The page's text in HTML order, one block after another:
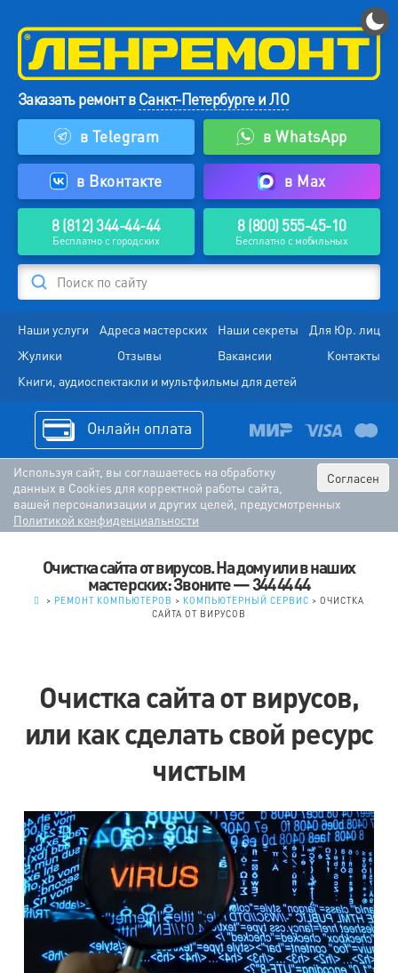
Заказать ремонт вСанкт-Петербурге и ЛО
в Telegram
в WhatsApp
в Вконтакте в Max
8 (812) 344-44-44
Бесплатно с городских
8 (800) 555-45-10
Бесплатно с мобильных
Поиск по сайту
Наши услуги Адреса мастерских Наши секреты
Для Юр. лиц
Жулики
Отзывы Вакансии
Контакты
Книги, аудиоспектакли и мультфильмы для детей
Онлайн оплата
Согласен
Используя сайт, вы соглашаетесь на обработку
данных в Cookies для корректной работы сайта,
вашей персонализации и других целей, предусмотренных
Политикой конфиденциальности
Очистка сайта от вирусов. На дому или в наших
мастерских: Звоните — 344 44 44
> РЕМОНТ КОМПЬЮТЕРОВ > КОМПЬЮТЕРНЫЙ СЕРВИС > ОЧИСТКА
САЙТА ОТ ВИРУСОВ
Очистка сайта от вирусов,
или как сделать свой ресурс
чистым